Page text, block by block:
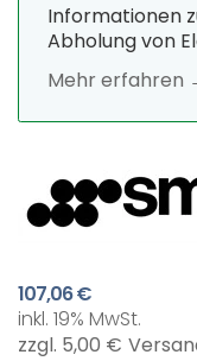
Informationen
Abholung von
Mehr erfahren
107,06 €
inkl. 19% MwSt.
zzgl. 5,00 €